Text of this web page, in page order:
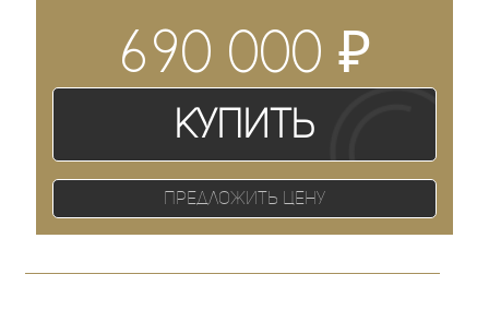
690 000 ₽
Купить
Предложить цену